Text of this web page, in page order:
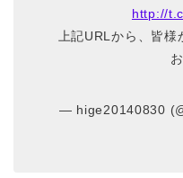
http://
上記URLから、皆様
— hige20140830